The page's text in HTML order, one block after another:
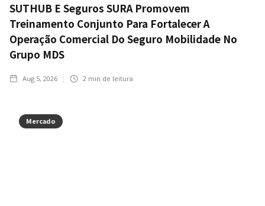
SUTHUB E Seguros SURA Promovem
Treinamento Conjunto Para Fortalecer A
Operação Comercial Do Seguro Mobilidade No
Grupo MDS
Aug 5, 2026 2 min de leitura
Mercado